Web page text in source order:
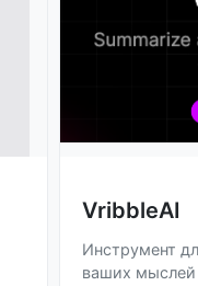
VribbleAI
Инструмент
ваших мыслей